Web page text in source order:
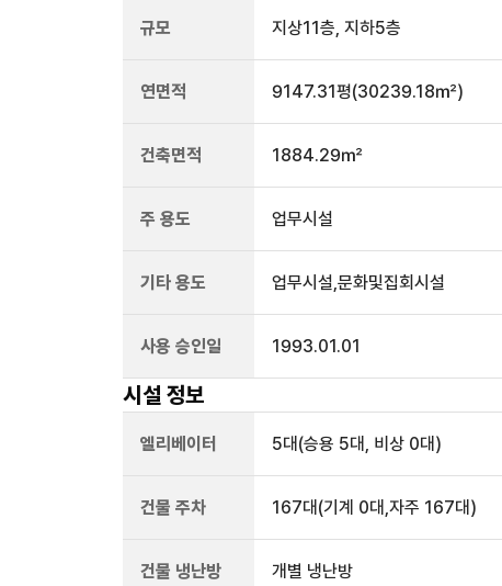
규모 지상11층, 지하5층
연면적 9147.31평(30239.18㎡)
건축면적 1884.29㎡
주 용도 업무시설
기타 용도 업무시설,문화및집회시설
사용 승인일 1993.01.01
시설 정보
엘리베이터 5대 (승용 5대, 비상 0대)
건물 주차 167대 (기계 0대,자주 167대)
건물 냉난방 개별 냉난방